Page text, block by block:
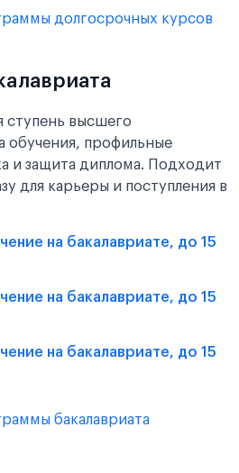
долгосрочных курсов
ступень высшего
обучения, профильные
и защита диплома. Подходит
для карьеры и поступления в
на бакалавриате, до 15
на бакалавриате, до 15
на бакалавриате, до 15
бакалавриата